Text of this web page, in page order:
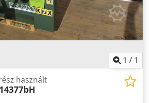
1 / 1
használt